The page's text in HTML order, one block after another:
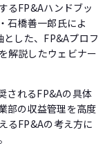
るFP&Aハンドブッ
石橋善一郎氏によ
した、FP&Aプロフ
解説したウェビナー
されるFP&Aの具体
部の収益管理を高度
るFP&Aの考え方に